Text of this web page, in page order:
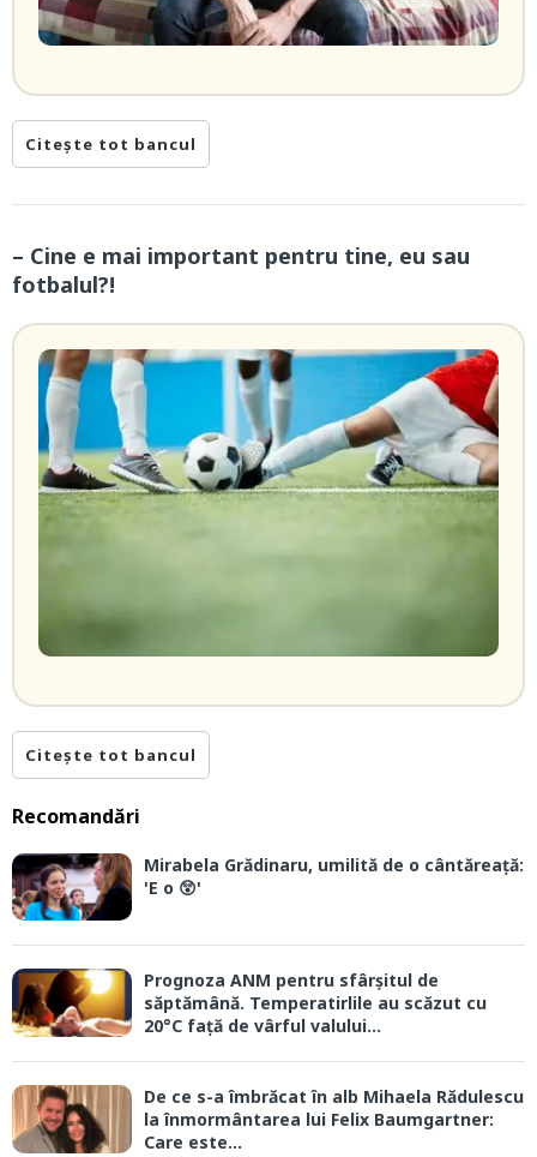
Citește tot bancul
– Cine e mai important pentru tine, eu sau
fotbalul?!
Citește tot bancul
Recomandări
Mirabela Grădinaru, umilită de o cântăreață:
'E o 😲'
Prognoza ANM pentru sfârșitul de
săptămână. Temperatirlile au scăzut cu
20°C față de vârful valului...
De ce s-a îmbrăcat în alb Mihaela Rădulescu
la înmormântarea lui Felix Baumgartner:
Care este...